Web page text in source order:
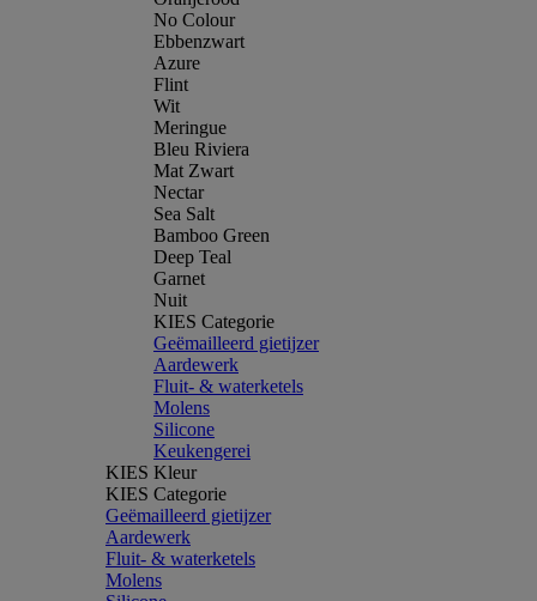
No Colour
Ebbenzwart
Azure
Flint
Wit
Meringue
Bleu Riviera
Mat Zwart
Nectar
Sea Salt
Bamboo Green
Deep Teal
Garnet
Nuit
KIES Categorie
Geëmailleerd gietijzer
Aardewerk
Fluit- & waterketels
Molens
Silicone
Keukengerei
KIES Kleur
KIES Categorie
Geëmailleerd gietijzer
Aardewerk
Fluit- & waterketels
Molens